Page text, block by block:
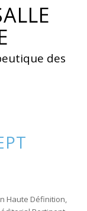
des
Haute Définition,